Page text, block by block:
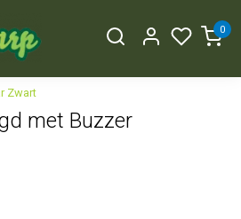
0
Zwart
met Buzzer